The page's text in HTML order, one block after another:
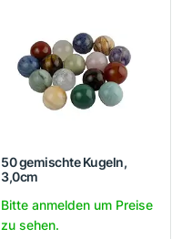
50 gemischte Kugeln,
3,0cm
Bitte anmelden um Preise
zu sehen.